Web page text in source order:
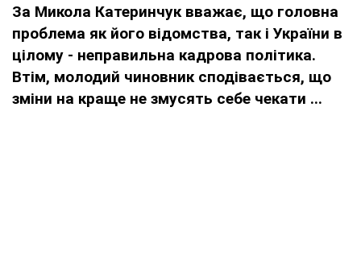
За Микола Катеринчук вважає, що головна
проблема як його відомства, так і України в
цілому - неправильна кадрова політика.
Втім, молодий чиновник сподівається, що
зміни на краще не змусять себе чекати ...